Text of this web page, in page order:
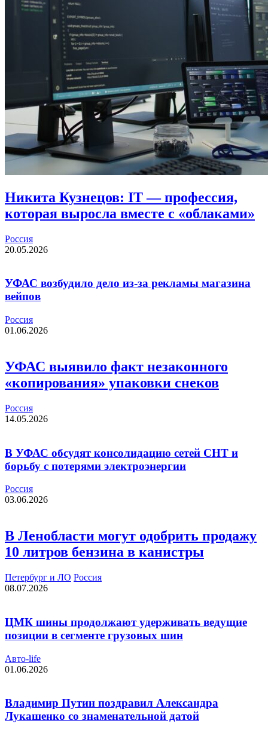
Никита Кузнецов: IT — профессия,
которая выросла вместе с «облаками»
Россия
20.05.2026
УФАС возбудило дело из-за рекламы магазина
вейпов
Россия
01.06.2026
УФАС выявило факт незаконного
«копирования» упаковки снеков
Россия
14.05.2026
В УФАС обсудят консолидацию сетей СНТ и
борьбу с потерями электроэнергии
Россия
03.06.2026
В Ленобласти могут одобрить продажу
10 литров бензина в канистры
Петербург и ЛО Россия
08.07.2026
ЦМК шины продолжают удерживать ведущие
позиции в сегменте грузовых шин
Авто-life
01.06.2026
Владимир Путин поздравил Александра
Лукашенко со знаменательной датой